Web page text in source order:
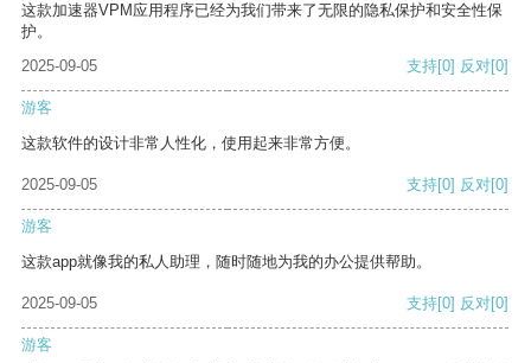
这款加速器VPM应用程序已经为我们带来了无限的隐私保护和安全性保
护。
2025-09-05
支持[0] 反对[0]
游客
这款软件的设计非常人性化，使用起来非常方便。
2025-09-05 支持[0] 反对[0]
游客
这款app就像我的私人助理，随时随地为我的办公提供帮助。
2025-09-05 支持[0] 反对[0]
游客